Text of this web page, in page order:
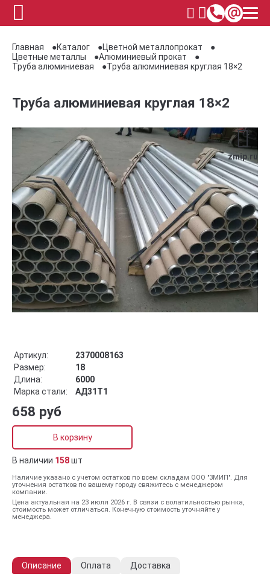
Главная Каталог
Цветной металлопрокат
Цветные металлы
Алюминиевый прокат
Труба алюминиевая
Труба алюминиевая круглая 18×2
Труба алюминиевая круглая 18×2
zmip.ru
Артикул:
2370008163
Размер:
18
Длина:
6000
Марка стали:
АД31Т1
658 руб
В корзину
В наличии 158шт
Наличие указано с учетом остатков по всем складам ООО "ЗМИП". Для
уточнения остатков по вашему городу свяжитесь с менеджером
компании.
Цена актуальная на 23 июля 2026 г. В связи с волатильностью рынка,
стоимость может отличаться. Конечную стоимость уточняйте у
менеджера.
Описание Оплата Доставка